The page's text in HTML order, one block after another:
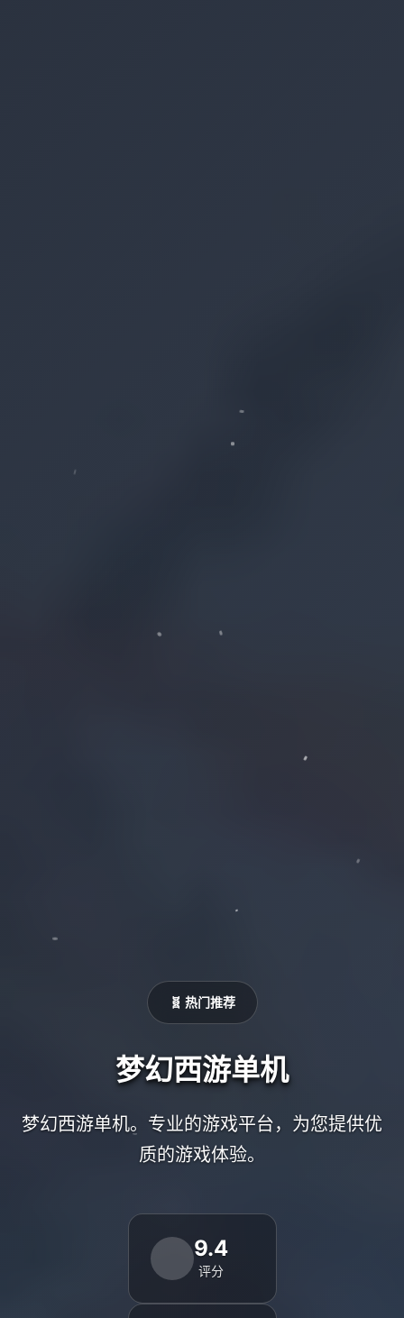
🧬 热门推荐
梦幻西游单机
梦幻西游单机。专业的游戏平台，为您提供优
质的游戏体验。
9.4
评分